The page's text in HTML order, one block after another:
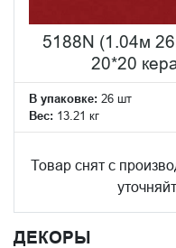
5188N (1.04м
20*20
В упаковке: 26 шт
Вес: 13.21 кг
Товар снят с
ДЕКОРЫ